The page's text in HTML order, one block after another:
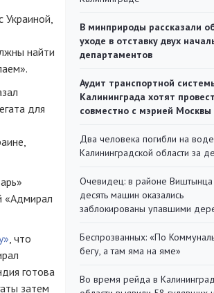
Украиной,
найти
для
«Адмирал
, что
готова
затем
В минприроды рассказали
уходе в отставку двух
департаментов
Аудит транспортной
Калининграда хотят
совместно с мэрией Москвы
Два человека погибли на
Калининградской области за
Очевидец: в районе Виштынца
десять машин оказались
заблокированы упавшими
Беспрозванных: «По
бегу, а там яма на яме»
Во время рейда в